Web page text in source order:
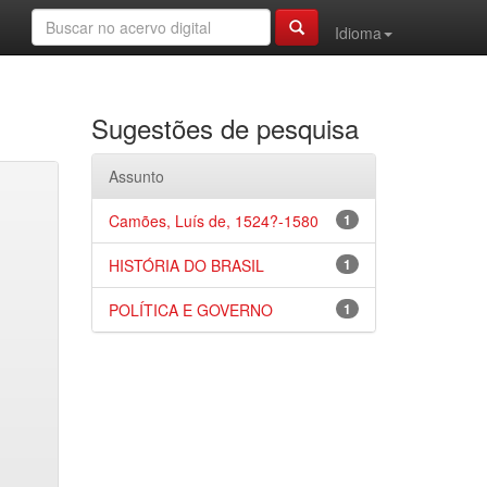
Idioma
Sugestões de pesquisa
Assunto
1
Camões, Luís de, 1524?-1580
1
HISTÓRIA DO BRASIL
1
POLÍTICA E GOVERNO